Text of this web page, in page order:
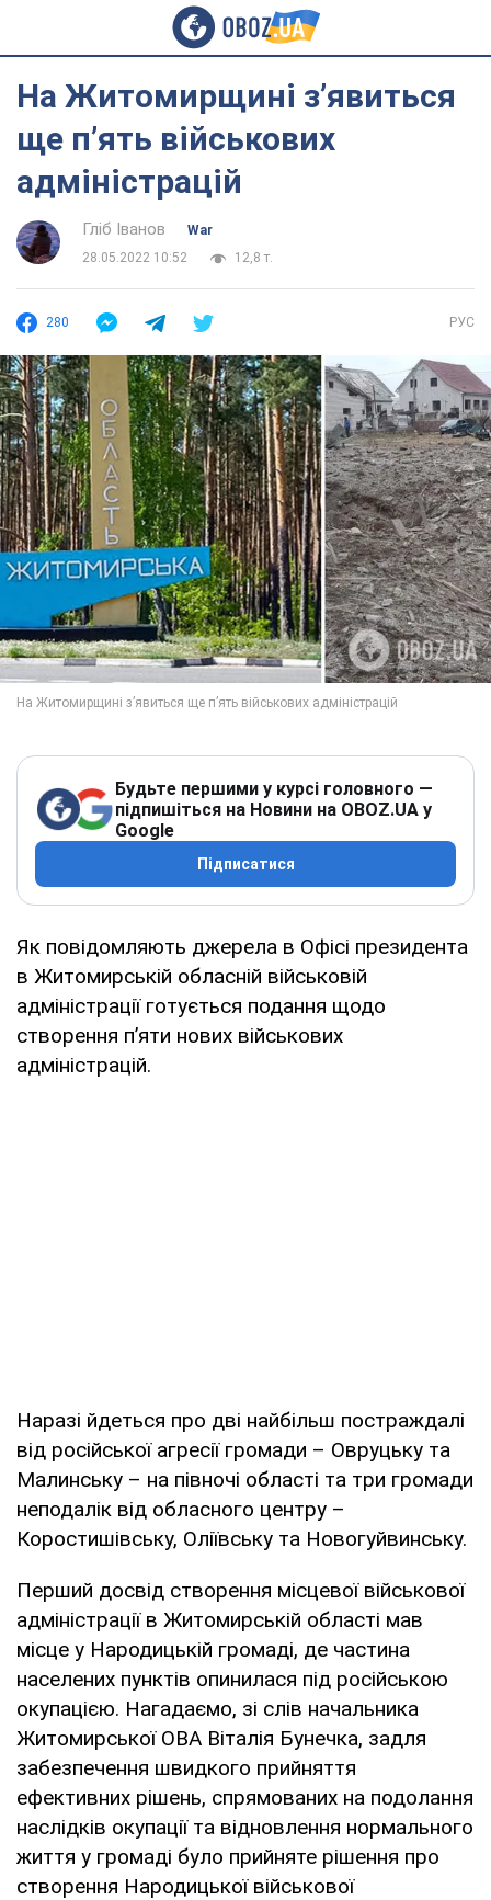
На Житомирщині з’явиться
ще п’ять військових
адміністрацій
Гліб Іванов
War
28.05.2022 10:52
12,8 т.
280 РУС
Будьте першими у курсі головного —
підпишіться на Новини на OBOZ.UA у
Google
Підписатися
Як повідомляють джерела в Офісі президента
в Житомирській обласній військовій
адміністрації готується подання щодо
створення п’яти нових військових
адміністрацій.
Наразі йдеться про дві найбільш постраждалі
від російської агресії громади – Овруцьку та
Малинську – на півночі області та три громади
неподалік від обласного центру –
Коростишівську, Оліївську та Новогуйвинську.
Перший досвід створення місцевої військової
адміністрації в Житомирській області мав
місце у Народицькій громаді, де частина
населених пунктів опинилася під російською
окупацією. Нагадаємо, зі слів начальника
Житомирської ОВА Віталія Бунечка, задля
забезпечення швидкого прийняття
ефективних рішень, спрямованих на подолання
наслідків окупації та відновлення нормального
життя у громаді було прийняте рішення про
створення Народицької військової